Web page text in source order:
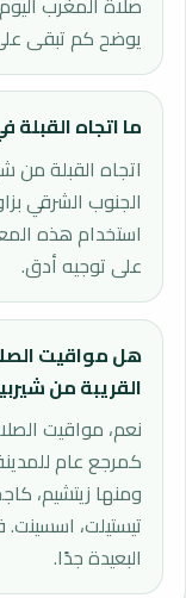
يوضح كم تبقى
ما اتجاه
اتجاه القبلة من
استخدام هذه
على توجيه أدق.
هل مواقيت
القريبة من
نعم، مواقيت
كمرجع عام
ومنها زيتشيم،
تيستيلت،
البعيدة جدًا.